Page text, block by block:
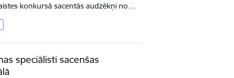
konkursā sacentās audzēkņi no…
speciālisti sacenšas